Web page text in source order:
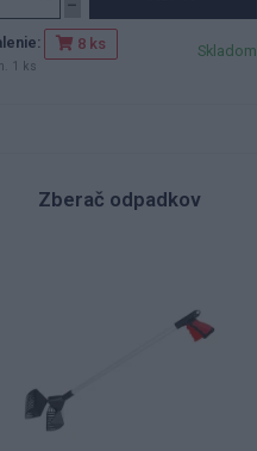
8 ks
1 ks
Skladom
Zberač odpadkov